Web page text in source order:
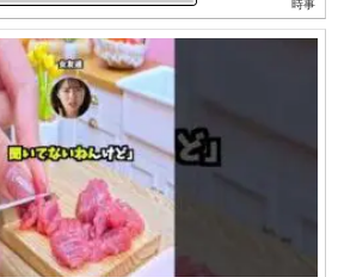
時事